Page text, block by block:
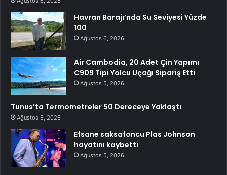
Havran Barajı’nda Su Seviyesi Yüzde
100
Ağustos 6, 2026
Air Cambodia, 20 Adet Çin Yapımı
C909 Tipi Yolcu Uçağı Sipariş Etti
Ağustos 5, 2026
Tunus’ta Termometreler 50 Dereceye Yaklaştı
Ağustos 5, 2026
Efsane saksafoncu Plas Johnson
hayatını kaybetti
Ağustos 5, 2026